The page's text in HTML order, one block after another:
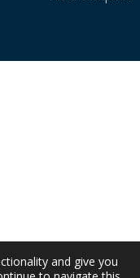
and give you